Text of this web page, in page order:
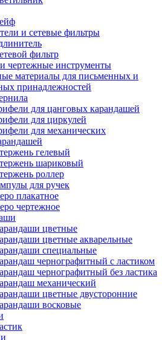
и сетевые фильтры
фильтр
чертежные инструменты
материалы для письменных и
принадлежностей
для цанговых карандашей
для циркулей
для механических
гелевый
шариковый
роллер
для ручек
плакатное
чертежное
цветные
цветные акварельные
специальные
чернографитный с ластиком
чернографитный без ластика
механический
цветные двусторонние
восковые